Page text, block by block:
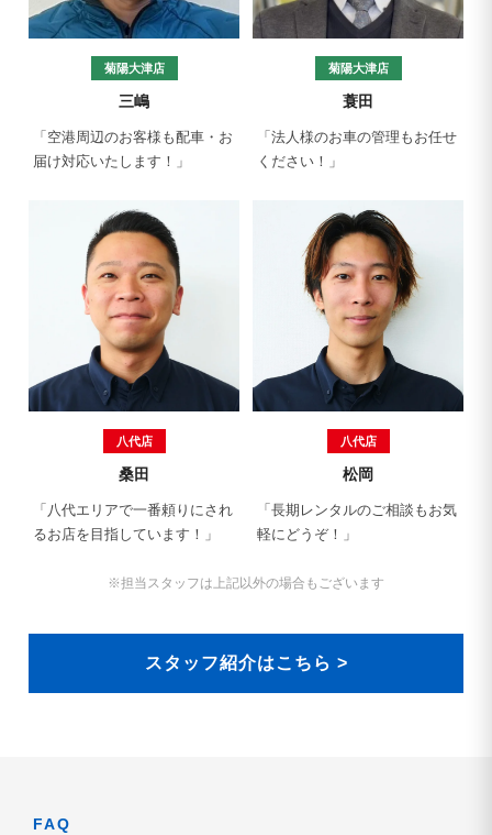
菊陽大津店
三嶋
「空港周辺のお客様も配車・お
届け対応いたします！」
菊陽大津店
蓑田
「法人様のお車の管理もお任せ
ください！」
八代店
桑田
「八代エリアで一番頼りにされ
るお店を目指しています！」
八代店
松岡
「長期レンタルのご相談もお気
軽にどうぞ！」
※担当スタッフは上記以外の場合もございます
スタッフ紹介はこちら >
FAQ